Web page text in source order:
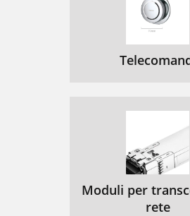
Moduli per
rete